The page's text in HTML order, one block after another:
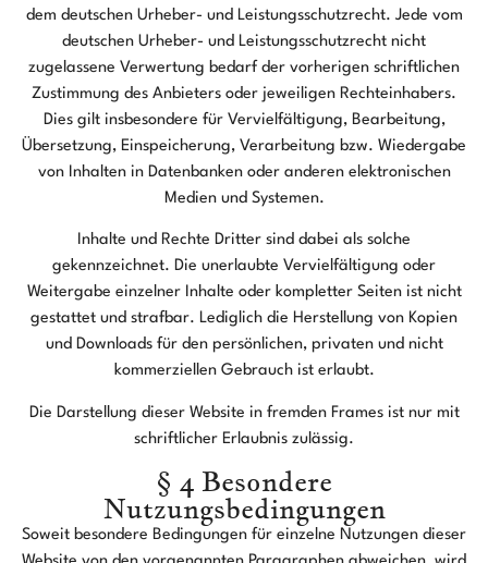
dem deutschen Urheber- und Leistungsschutzrecht. Jede vom
deutschen Urheber- und Leistungsschutzrecht nicht
zugelassene Verwertung bedarf der vorherigen schriftlichen
Zustimmung des Anbieters oder jeweiligen Rechteinhabers.
Dies gilt insbesondere für Vervielfältigung, Bearbeitung,
Übersetzung, Einspeicherung, Verarbeitung bzw. Wiedergabe
von Inhalten in Datenbanken oder anderen elektronischen
Medien und Systemen.
Inhalte und Rechte Dritter sind dabei als solche
gekennzeichnet. Die unerlaubte Vervielfältigung oder
Weitergabe einzelner Inhalte oder kompletter Seiten ist nicht
gestattet und strafbar. Lediglich die Herstellung von Kopien
und Downloads für den persönlichen, privaten und nicht
kommerziellen Gebrauch ist erlaubt.
Die Darstellung dieser Website in fremden Frames ist nur mit
schriftlicher Erlaubnis zulässig.
§ 4 Besondere
Nutzungsbedingungen
Soweit besondere Bedingungen für einzelne Nutzungen dieser